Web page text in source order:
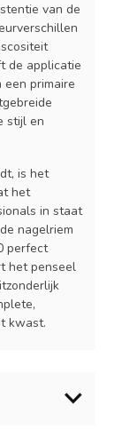
van de
de applicatie
primaire
stijl en
is het
het
in staat
nagelriem
perfect
het penseel
kwast.